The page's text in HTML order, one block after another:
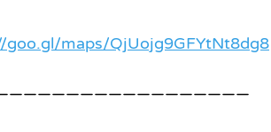
goo.gl/maps/QjUojg9GFYtNt8dg8